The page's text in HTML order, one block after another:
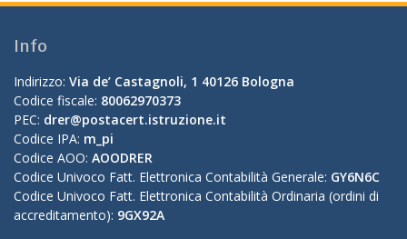
Info
Indirizzo: Via de’ Castagnoli, 1 40126 Bologna
Codice fiscale: 80062970373
PEC: drer@postacert.istruzione.it
Codice IPA: m_pi
Codice AOO: AOODRER
Codice Univoco Fatt. Elettronica Contabilità Generale: GY6N6C
Codice Univoco Fatt. Elettronica Contabilità Ordinaria (ordini di
accreditamento): 9GX92A